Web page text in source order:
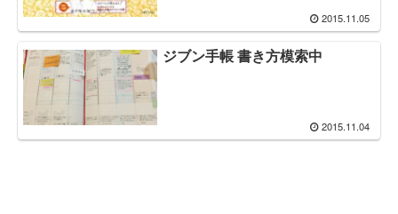
2015.11.05
ジブン手帳 書き方模索中
2015.11.04